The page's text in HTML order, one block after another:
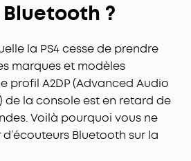
?
la PS4 cesse de prendre
marques et modèles
profil A2DP (Advanced Audio
de la console est en retard de
Voilà pourquoi vous ne
Bluetooth sur la